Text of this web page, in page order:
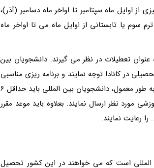
اوایل ماه سپتامبر تا اواخر ماه دسامبر (آذر)،
سوم یا تابستانی از اوایل ماه می تا اواخر ماه
تعطیلات در نظر می گیرند. دانشجویان بین
در کانادا توجه نمایند و برنامه ریزی مناسبی
برای ارسال مدارک، اخذ ویزا، رزرو بلیت، انتخاب محل اقامت و … داشته باشند. به طور معمول، دانشجویان بین المللی باید حداقل 6
مورد نظر ارسال نمایند. بعلاوه باید موعد مقرر
رعایت نمایند.
المللی است که می خواهند در این کشور تحصیل